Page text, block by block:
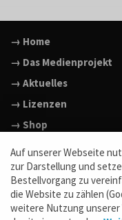
→ Home
→ Das Medienprojekt
→ Aktuelles
→ Lizenzen
→ Shop
Auf unserer Webseite
zur Darstellung und
Bestellvorgang zu
die Website zu zählen
weitere Nutzung unserer